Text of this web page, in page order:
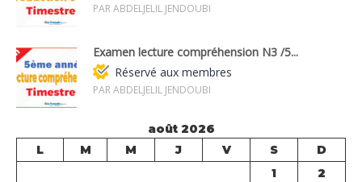
PAR ABDELJELIL JENDOUBI
Examen lecture compréhension N3 /5...
Réservé aux membres
PAR ABDELJELIL JENDOUBI
août 2026
L
M M J V S
D
1
2